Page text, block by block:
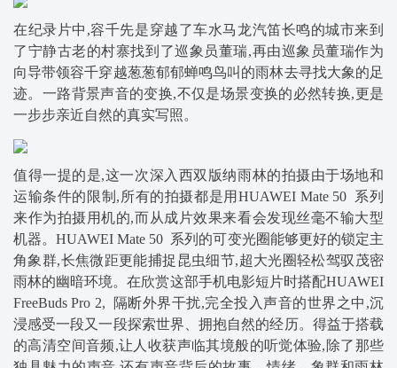
在纪录片中,容千先是穿越了车水马龙汽笛长鸣的城市来到
了宁静古老的村寨找到了巡象员董瑞,再由巡象员董瑞作为
向导带领容千穿越葱葱郁郁蝉鸣鸟叫的雨林去寻找大象的足
迹。一路背景声音的变换,不仅是场景变换的必然转换,更是
一步步亲近自然的真实写照。
值得一提的是,这一次深入西双版纳雨林的拍摄由于场地和
运输条件的限制,所有的拍摄都是用HUAWEI Mate 50 系列
来作为拍摄用机的,而从成片效果来看会发现丝毫不输大型
机器。HUAWEI Mate 50 系列的可变光圈能够更好的锁定主
角象群,长焦微距更能捕捉昆虫细节,超大光圈轻松驾驭茂密
雨林的幽暗环境。在欣赏这部手机电影短片时搭配HUAWEI
FreeBuds Pro 2, 隔断外界干扰,完全投入声音的世界之中,沉
浸感受一段又一段探索世界、拥抱自然的经历。得益于搭载
的高清空间音频,让人收获声临其境般的听觉体验,除了那些